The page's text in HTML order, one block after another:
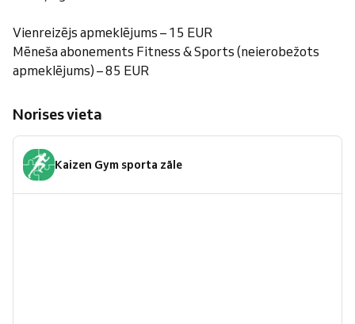
Vienreizējs apmeklējums – 15 EUR
Mēneša abonements Fitness & Sports (neierobežots
apmeklējums) – 85 EUR
Norises vieta
Kaizen Gym sporta zāle